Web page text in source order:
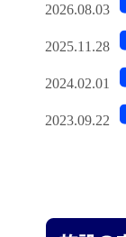
2026.08.03
2025.11.28
2024.02.01
2023.09.22